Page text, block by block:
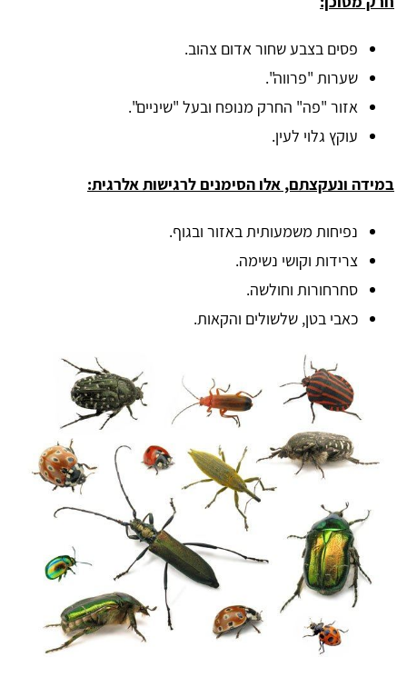
פסים בצבע שחור אדום צהוב.
שערות "פרווה".
אזור "פה" החרק מנופח ובעל "שיניים".
עוקץ גלוי לעין.
במידה ונעקצתם, אלו הסימנים לרגישות אלרגית:
נפיחות משמעותית באזור ובגוף.
צרידות וקושי נשימה.
סחרחורות וחולשה.
כאבי בטן, שלשולים והקאות.